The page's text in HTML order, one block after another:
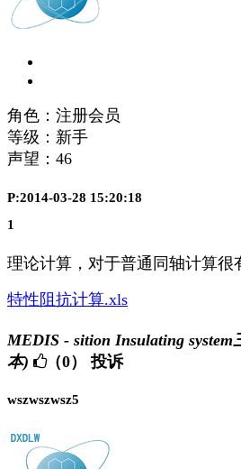
角色：注册会员
等级：新手
声望： 46
P:2014-03-28 15:20:18
1
理论计算，对于普通同轴计算很
特性阻抗计算.xls
MEDIS - sition Insulating
本)
（0） 投诉
wszwszwsz5